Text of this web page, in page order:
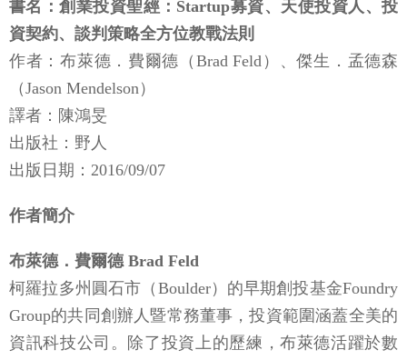
書名：創業投資聖經：Startup募資、天使投資人、投
資契約、談判策略全方位教戰法則
作者：布萊德．費爾德（Brad Feld）、傑生．孟德森
（Jason Mendelson）
譯者：陳鴻旻
出版社：野人
出版日期：2016/09/07
作者簡介
布萊德．費爾德 Brad Feld
柯羅拉多州圓石市（Boulder）的早期創投基金Foundry
Group的共同創辦人暨常務董事，投資範圍涵蓋全美的
資訊科技公司。除了投資上的歷練，布萊德活躍於數